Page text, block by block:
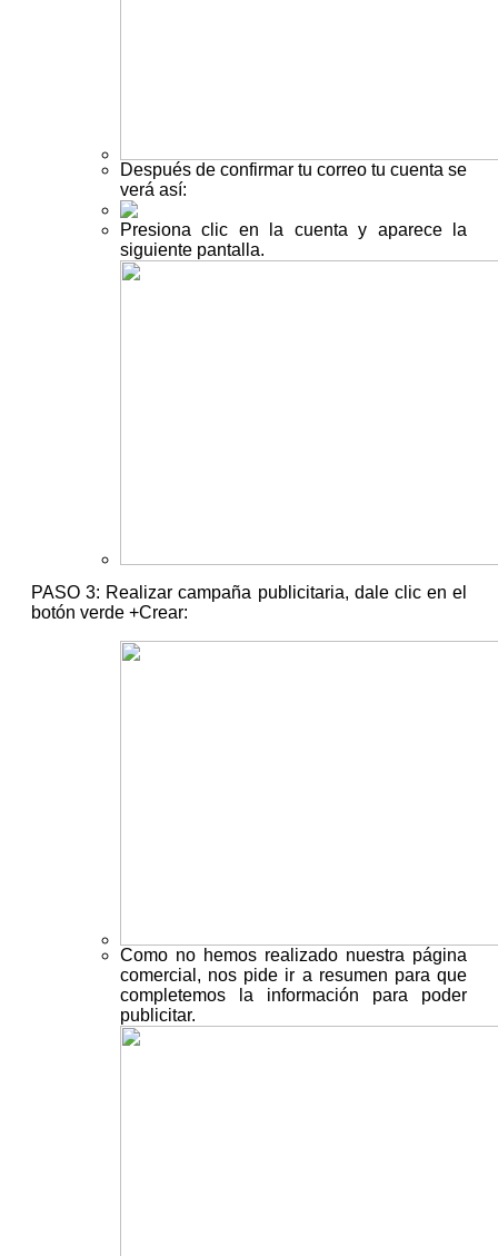
Después de confirmar tu correo tu cuenta se
verá así:
Presiona clic en la cuenta y aparece la
siguiente pantalla.
PASO 3: Realizar campaña publicitaria, dale clic en el
botón verde +Crear:
Como no hemos realizado nuestra página
comercial, nos pide ir a resumen para que
completemos la información para poder
publicitar.